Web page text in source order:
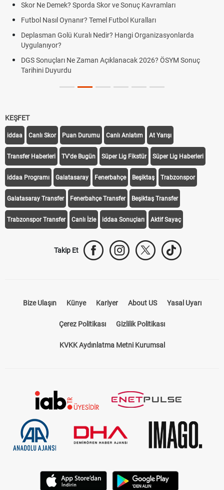
Skor Ne Demek? Sporda Skor ve Sonuç Kavramları
Futbol Nasıl Oynanır? Temel Futbol Kuralları
Deplasman Golü Kuralı Nedir? Hangi Organizasyonlarda
Uygulanıyor?
DGS Sonuçları Ne Zaman Açıklanacak 2026? ÖSYM Sonuç
Tarihini Duyurdu
KEŞFET
iddaa Canlı Skor Puan Durumu Canlı Anlatım At Yarışı
Transfer Haberleri TV'de Bugün Süper Lig Fikstür Süper Lig Haberleri
iddaa Programı Galatasaray Fenerbahçe Beşiktaş Trabzonspor
Galatasaray Transfer Fenerbahçe Transfer Beşiktaş Transfer
Trabzonspor Transfer Canlı İzle iddaa Sonuçları Aktif Sayaç
Takip Et
Bize Ulaşın Künye Kariyer About US Yasal Uyarı
Çerez Politikası Gizlilik Politikası
KVKK Aydınlatma Metni Kurumsal